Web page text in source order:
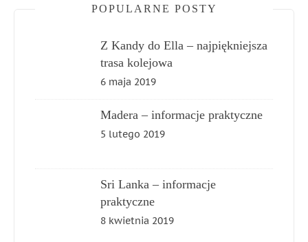
POPULARNE POSTY
Z Kandy do Ella – najpiękniejsza
trasa kolejowa
6 maja 2019
Madera – informacje praktyczne
5 lutego 2019
Sri Lanka – informacje
praktyczne
8 kwietnia 2019